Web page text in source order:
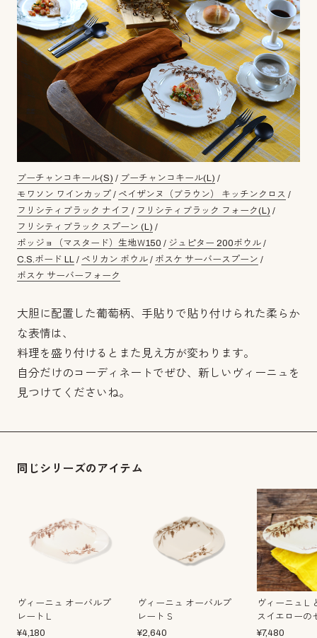
ブーチャンコキール(S) / ブーチャンコキール(L) /
モワソン ワインカップ / ペイザンヌ（ブラウン） キッチンクロス /
フリシティブラック ナイフ / フリシティブラック フォーク(L) /
フリシティブラック スプーン (L) /
ポッジョ（マスタード）生地Ｗ150 / ジュピター 200ボウル /
C.S.ボード LL / ペリカン ボウル / ボスケ サーバースプーン /
ボスケ サーバーフォーク
大胆に配置した葡萄柄、手貼りで貼り付けられた柔らか
な表情は、
料理を盛り付けるとまた見え方が変わります。
自分だけのコーディネートでぜひ、新しいヴィーニュを
見つけてくださいね。
同じシリーズのアイテム
ヴィーニュ オーバルプ
レートＬ
¥4,180
ヴィーニュ オーバルプ
レートＳ
¥2,640
ヴィーニュＬ
スイエローの
¥7,480